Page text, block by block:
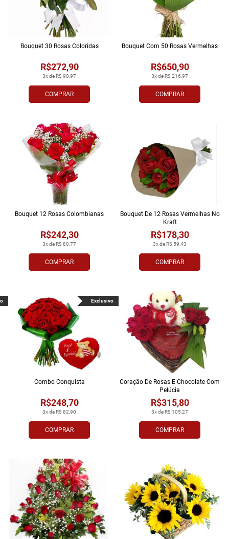
COMPRAR
3x de R$ 90,97
R$272,90
Bouquet 30 Rosas Coloridas
COMPRAR
3x de R$ 216,97
R$650,90
Bouquet Com 50 Rosas Vermelhas
COMPRAR
3x de R$ 80,77
R$242,30
Bouquet 12 Rosas Colombianas
COMPRAR
3x de R$ 59,43
R$178,30
Bouquet De 12 Rosas Vermelhas No
Kraft
COMPRAR
3x de R$ 82,90
R$248,70
Combo Conquista
Exclusivo
COMPRAR
3x de R$ 105,27
R$315,80
Coração De Rosas E Chocolate Com
Pelúcia